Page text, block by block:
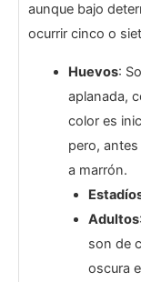
aunque bajo
ocurrir cinco o
Huevos:
aplanada,
color es
pero,
a marrón.
Adultos
son de
oscura